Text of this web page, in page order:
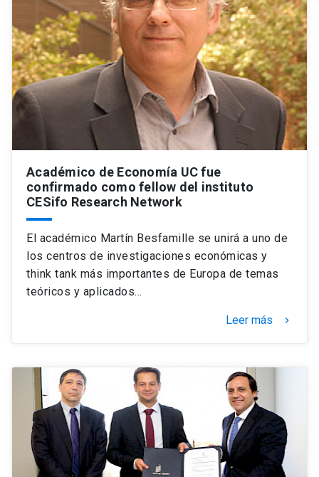
Académico de Economía UC fue
confirmado como fellow del instituto
CESifo Research Network
El académico Martín Besfamille se unirá a uno de
los centros de investigaciones económicas y
think tank más importantes de Europa de temas
teóricos y aplicados…
Leer más keyboard_arrow_right